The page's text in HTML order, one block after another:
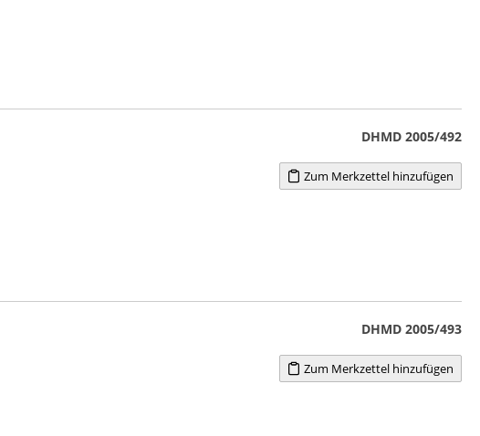
DHMD 2005/492
Zum Merkzettel hinzufügen
DHMD 2005/493
Zum Merkzettel hinzufügen